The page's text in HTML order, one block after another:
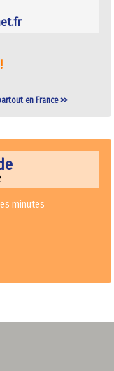
en France >>
minutes